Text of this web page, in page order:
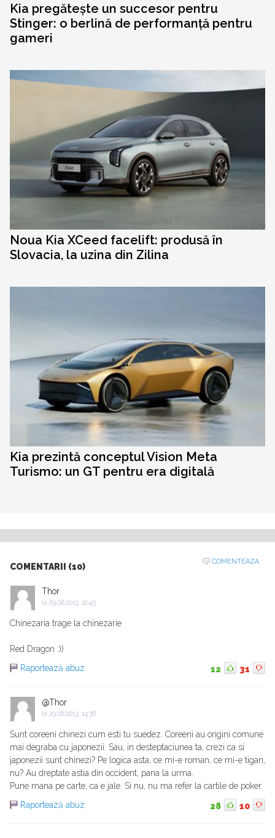
Kia pregătește un succesor pentru
Stinger: o berlină de performanță pentru
gameri
Noua Kia XCeed facelift: produsă în
Slovacia, la uzina din Zilina
Kia prezintă conceptul Vision Meta
Turismo: un GT pentru era digitală
COMENTARII (10)
COMENTEAZA
Thor
la 29.08.2013, 12:45
Chinezaria trage la chinezarie
Red Dragon :))
Raportează abuz
12 31
@Thor
la 29.08.2013, 14:38
Sunt coreeni chinezi cum esti tu suedez. Coreeni au origini comune
mai degraba cu japonezii. Sau, in desteptaciunea ta, crezi ca si
japonezii sunt chinezi? Pe logica asta, ce mi-e roman, ce mi-e tigan,
nu? Au dreptate astia din occident, pana la urma.
Pune mana pe carte, ca e jale. Si nu, nu ma refer la cartile de poker.
Raportează abuz
28 10